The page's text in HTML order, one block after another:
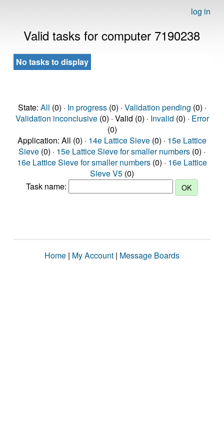
log in
Valid tasks for computer 7190238
No tasks to display
State: All (0) · In progress(0) · Validation pending (0) ·
Validation inconclusive(0) · Valid (0) · Invalid (0) · Error
(0)
Application: All (0) · 14e Lattice Sieve (0) · 15e Lattice
Sieve (0) · 15e Lattice Sieve for smaller numbers (0) ·
16e Lattice Sieve for smaller numbers (0) · 16e Lattice
Sieve V5 (0)
Task name:
Home | My Account | Message Boards